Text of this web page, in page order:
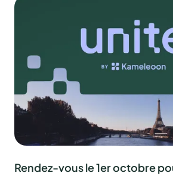
Rendez-vous le 1er octobre